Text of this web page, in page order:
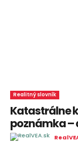
Realitný slovník
Katastrálne
poznámka –